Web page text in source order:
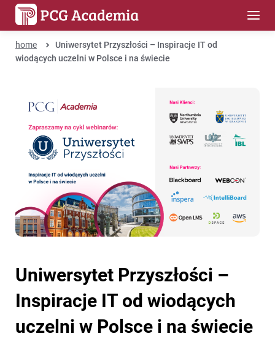
home
Uniwersytet Przyszłości – Inspiracje IT od
wiodących uczelni w Polsce i na świecie
Uniwersytet Przyszłości –
Inspiracje IT od wiodących
uczelni w Polsce i na świecie